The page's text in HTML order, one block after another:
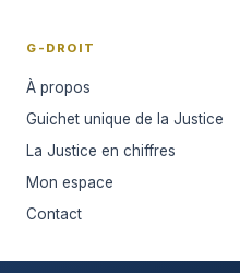
G-DROIT
À propos
Guichet unique de la Justice
La Justice en chiffres
Mon espace
Contact